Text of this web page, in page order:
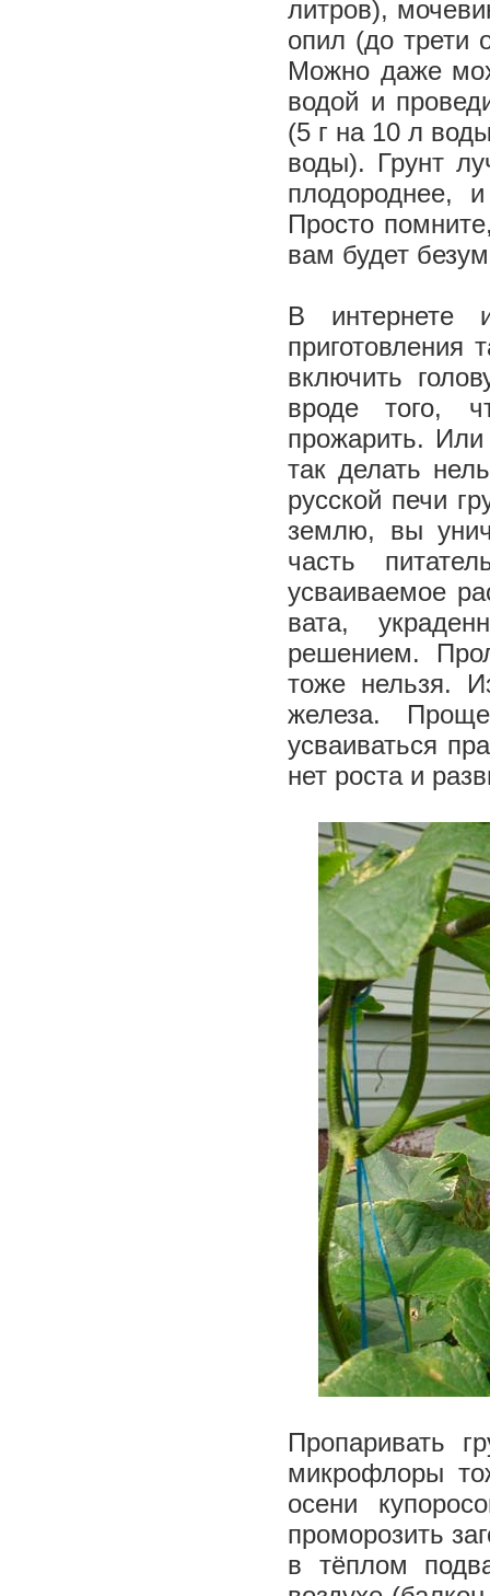
литров),
опил (до трети
Можно даже
водой и
(5 г на 10 л
воды). Грунт
плодороднее,
Просто
вам будет
В интернете
приготовления
включить
вроде того,
прожарить.
так делать
русской печи
землю, вы
часть
усваиваемое
вата,
решением.
тоже нельзя.
железа.
усваиваться
нет роста и
Пропаривать
микрофлоры
осени
проморозить
в тёплом